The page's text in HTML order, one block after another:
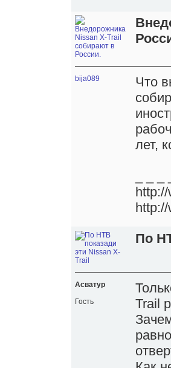
bija089
Что
лет,
По
Асватур
Гость
Trail